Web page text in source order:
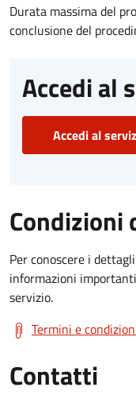
Durata massima del
conclusione del
Accedi al
Accedi al
Condizioni
Per conoscere i
informazioni
servizio.
Termini e
Contatti